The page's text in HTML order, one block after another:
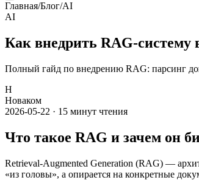
Главная/Блог/AI
AI
Как внедрить RAG-систему
Полный гайд по внедрению RAG: парсинг
Н
Новаком
2026-05-22 · 15 минут чтения
Что такое RAG и зачем он
Retrieval-Augmented Generation (RAG) —
«из головы», а опирается на конкретные